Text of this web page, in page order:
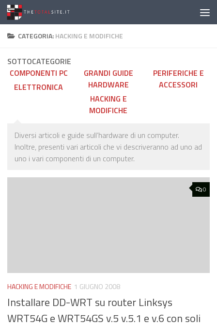
Salta al contenuto
CATEGORIA:HACKING E MODIFICHE
SOTTOCATEGORIE
COMPONENTI PC
ELETTRONICA
GRANDI GUIDE
HARDWARE
HACKING E
MODIFICHE
PERIFERICHE E
ACCESSORI
Diversi articoli e guide sull’hardware di un computer.
Inoltre, presenti vari articoli che vi descriveranno ad uno ad
uno i vari componenti di un computer.
0
HACKING E MODIFICHE 1 GIUGNO 2008
Installare DD-WRT su router Linksys
WRT54G e WRT54GS v.5 v.5.1 e v.6 con soli